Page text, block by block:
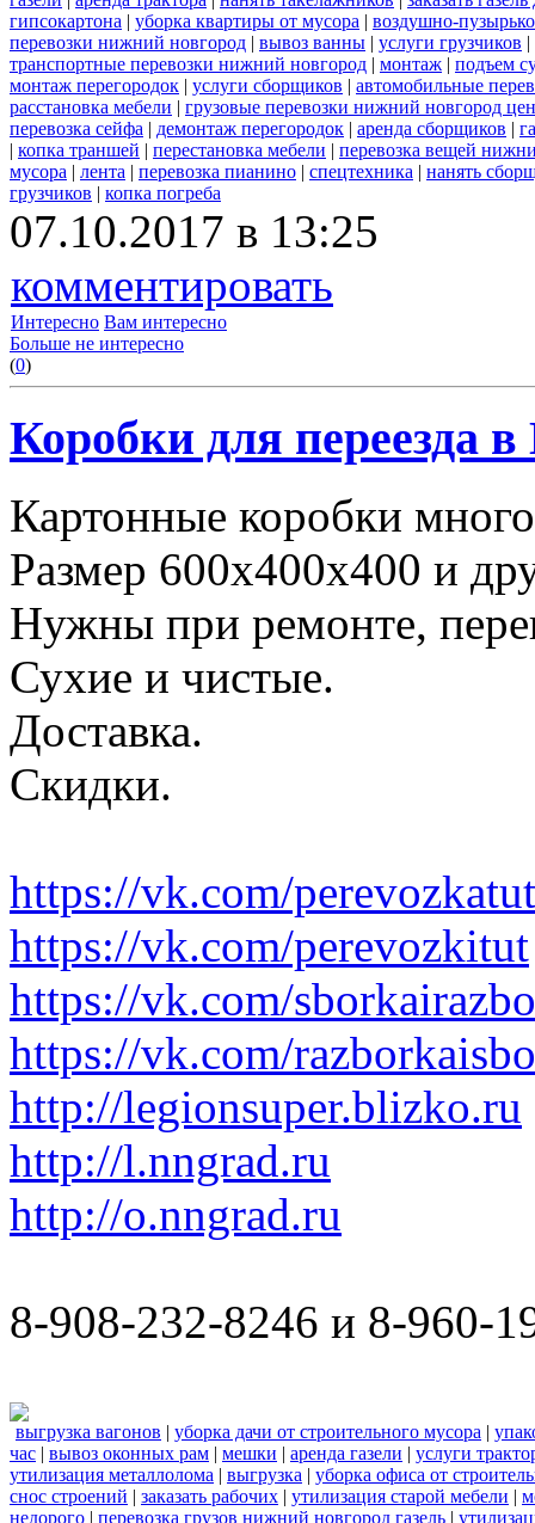
гипсокартона | уборка квартиры от мусора | воздушно-
перевозки нижний новгород | вывоз ванны | услуги грузчиков |
транспортные перевозки нижний новгород | монтаж | подъем
монтаж перегородок | услуги сборщиков | автомобильные
расстановка мебели | грузовые перевозки нижний новгород
перевозка сейфа | демонтаж перегородок | аренда сборщиков |
| копка траншей | перестановка мебели | перевозка вещей
мусора | лента | перевозка пианино | спецтехника | нанять
грузчиков | копка погреба
07.10.2017 в 13:25
комментировать
Интересно Вам интересно
Больше не интересно
(0)
Коробки для переезда
Картонные коробки
Размер 600х400х400 и
Нужны при ремонте,
Сухие и чистые.
Доставка.
Скидки.
https://vk.com/perevozkatut
https://vk.com/perevozkitut
https://vk.com/
https://vk.com/
http://legionsuper.blizko.ru
http://l.nngrad.ru
http://o.nngrad.ru
8-908-232-8246 и 8-960-
выгрузка вагонов | уборка дачи от строительного мусора |
час | вывоз оконных рам | мешки | аренда газели | услуги
утилизация металлолома | выгрузка | уборка офиса от
снос строений | заказать рабочих | утилизация старой мебели |
недорого | перевозка грузов нижний новгород газель |